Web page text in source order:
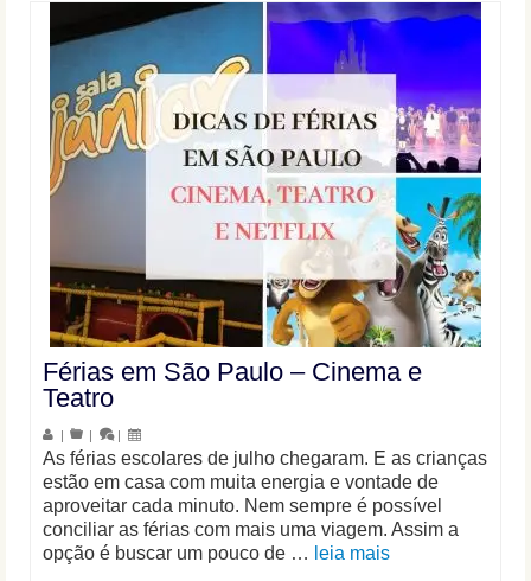
Férias em São Paulo – Cinema e
Teatro
| | |
As férias escolares de julho chegaram. E as crianças
estão em casa com muita energia e vontade de
aproveitar cada minuto. Nem sempre é possível
conciliar as férias com mais uma viagem. Assim a
opção é buscar um pouco de … leia mais